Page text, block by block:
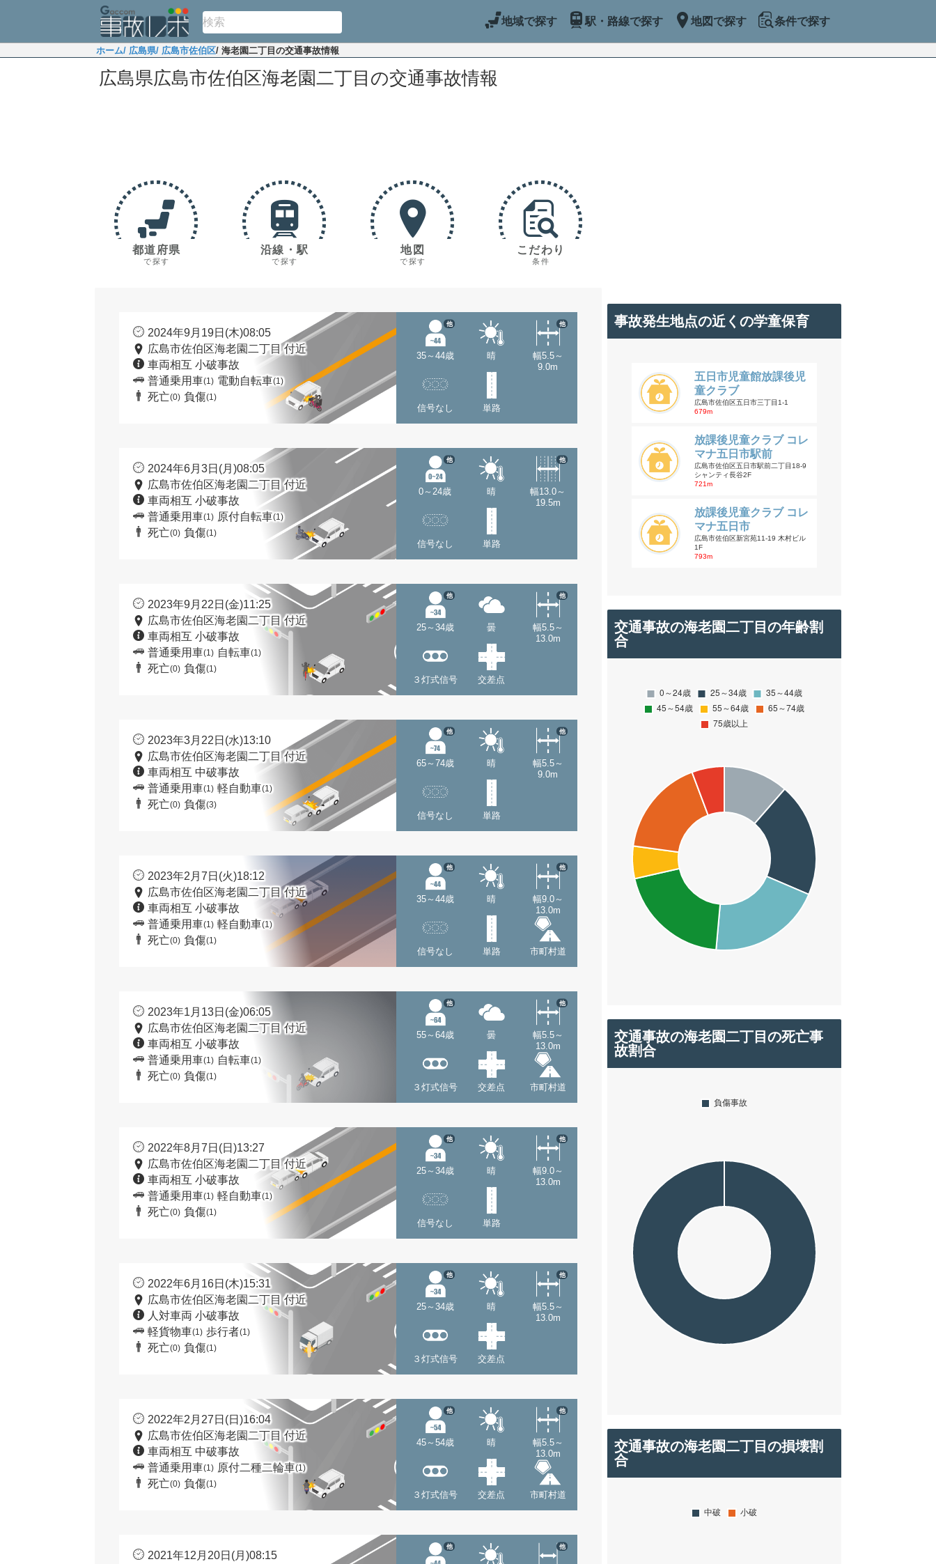
地域で探す 駅・路線で探す 地図で探す 条件で探す
ホーム/ 広島県/ 広島市佐伯区/ 海老園二丁目の交通事故情報
広島県広島市佐伯区海老園二丁目の交通事故情報
都道府県
で探す
沿線・駅
で探す
地図
で探す
こだわり
条件
2024年9月19日(木)08:05
広島市佐伯区海老園二丁目 付近
車両相互 小破事故
普通乗用車(1) 電動自転車(1)
死亡(0) 負傷(1)
35～44歳
他
晴
幅5.5～
9.0m
他
信号なし 単路
2024年6月3日(月)08:05
広島市佐伯区海老園二丁目 付近
車両相互 小破事故
普通乗用車(1) 原付自転車(1)
死亡(0) 負傷(1)
0～24歳
他
晴
幅13.0～
19.5m
他
信号なし 単路
2023年9月22日(金)11:25
広島市佐伯区海老園二丁目 付近
車両相互 小破事故
普通乗用車(1) 自転車(1)
死亡(0) 負傷(1)
25～34歳
他
曇
幅5.5～
13.0m
他
３灯式信号 交差点
2023年3月22日(水)13:10
広島市佐伯区海老園二丁目 付近
車両相互 中破事故
普通乗用車(1) 軽自動車(1)
死亡(0) 負傷(3)
65～74歳
他
晴
幅5.5～
9.0m
他
信号なし 単路
2023年2月7日(火)18:12
広島市佐伯区海老園二丁目 付近
車両相互 小破事故
普通乗用車(1) 軽自動車(1)
死亡(0) 負傷(1)
35～44歳
他
晴
幅9.0～
13.0m
他
信号なし 単路 市町村道
2023年1月13日(金)06:05
広島市佐伯区海老園二丁目 付近
車両相互 小破事故
普通乗用車(1) 自転車(1)
死亡(0) 負傷(1)
55～64歳
他
曇
幅5.5～
13.0m
他
３灯式信号 交差点 市町村道
2022年8月7日(日)13:27
広島市佐伯区海老園二丁目 付近
車両相互 小破事故
普通乗用車(1) 軽自動車(1)
死亡(0) 負傷(1)
25～34歳
他
晴
幅9.0～
13.0m
他
信号なし 単路
2022年6月16日(木)15:31
広島市佐伯区海老園二丁目 付近
人対車両 小破事故
軽貨物車(1) 歩行者(1)
死亡(0) 負傷(1)
25～34歳
他
晴
幅5.5～
13.0m
他
３灯式信号 交差点
2022年2月27日(日)16:04
広島市佐伯区海老園二丁目 付近
車両相互 中破事故
普通乗用車(1) 原付二種二輪車(1)
死亡(0) 負傷(1)
45～54歳
他
晴
幅5.5～
13.0m
他
３灯式信号 交差点 市町村道
2021年12月20日(月)08:15
他 他
事故発生地点の近くの学童保育
五日市児童館放課後児
童クラブ
広島市佐伯区五日市三丁目1-1
679m
放課後児童クラブ コレ
マナ五日市駅前
広島市佐伯区五日市駅前二丁目18-9
シャンティ長谷2F
721m
放課後児童クラブ コレ
マナ五日市
広島市佐伯区新宮苑11-19 木村ビル
1F
793m
交通事故の海老園二丁目の年齢割
合
交通事故の海老園二丁目の死亡事
故割合
交通事故の海老園二丁目の損壊割
合